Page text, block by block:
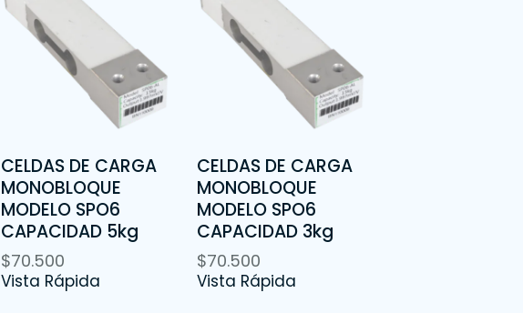
CELDAS DE CARGA
MONOBLOQUE
MODELO SPO6
CAPACIDAD 5kg
$70.500
Vista Rápida
CELDAS DE CARGA
MONOBLOQUE
MODELO SPO6
CAPACIDAD 3kg
$70.500
Vista Rápida